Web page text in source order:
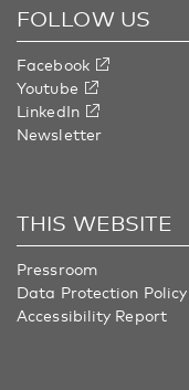
FOLLOW US
Facebook
Youtube
LinkedIn
Newsletter
THIS WEBSITE
Pressroom
Data Protection Policy
Accessibility Report